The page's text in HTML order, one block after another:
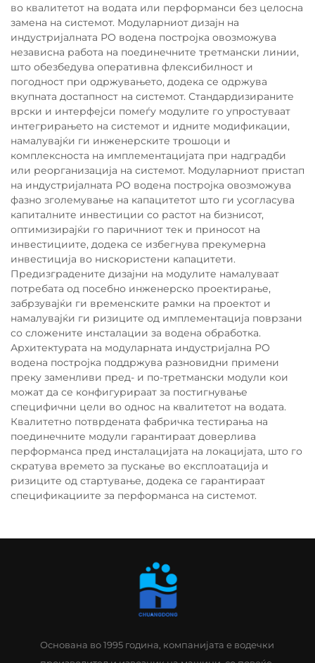
во квалитетот на водата или перформанси без целосна
замена на системот. Модуларниот дизајн на
индустријалната РО водена постројка овозможува
независна работа на поединечните третмански линии,
што обезбедува оперативна флексибилност и
погодност при одржувањето, додека се одржува
вкупната достапност на системот. Стандардизираните
врски и интерфејси помеѓу модулите го упростуваат
интегрирањето на системот и идните модификации,
намалувајќи ги инженерските трошоци и
комплексноста на имплементацијата при надградби
или реорганизација на системот. Модуларниот пристап
на индустријалната РО водена постројка овозможува
фазно зголемување на капацитетот што ги усогласува
капиталните инвестиции со растот на бизнисот,
оптимизирајќи го паричниот тек и приносот на
инвестициите, додека се избегнува прекумерна
инвестиција во нискористени капацитети.
Предизградените дизајни на модулите намалуваат
потребата од посебно инженерско проектирање,
забрзувајќи ги временските рамки на проектот и
намалувајќи ги ризиците од имплементација поврзани
со сложените инсталации за водена обработка.
Архитектурата на модуларната индустријална РО
водена постројка поддржува разновидни примени
преку заменливи пред- и по-третмански модули кои
можат да се конфигурираат за постигнување
специфични цели во однос на квалитетот на водата.
Квалитетно потврдената фабричка тестирања на
поединечните модули гарантираат доверлива
перформанса пред инсталацијата на локацијата, што го
скратува времето за пускање во експлоатација и
ризиците од стартување, додека се гарантираат
спецификациите за перформанса на системот.
Основана во 1995 година, компанијата е водечки